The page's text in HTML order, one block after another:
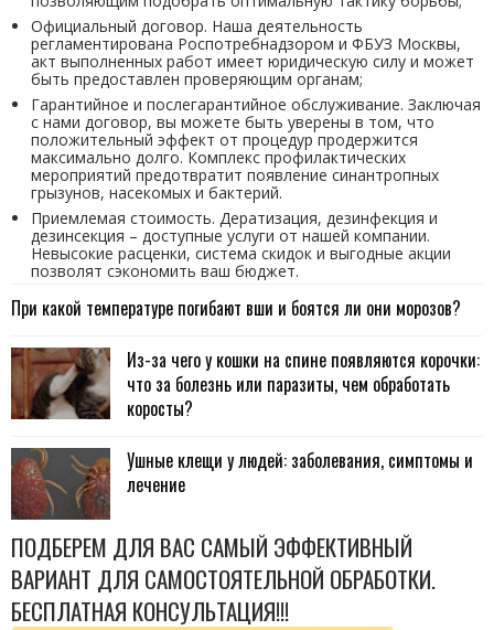
Официальный договор. Наша деятельность
регламентирована Роспотребнадзором и ФБУЗ Москвы,
акт выполненных работ имеет юридическую силу и может
быть предоставлен проверяющим органам;
Гарантийное и послегарантийное обслуживание. Заключая
с нами договор, вы можете быть уверены в том, что
положительный эффект от процедур продержится
максимально долго. Комплекс профилактических
мероприятий предотвратит появление синантропных
грызунов, насекомых и бактерий.
Приемлемая стоимость. Дератизация, дезинфекция и
дезинсекция – доступные услуги от нашей компании.
Невысокие расценки, система скидок и выгодные акции
позволят сэкономить ваш бюджет.
При какой температуре погибают вши и боятся ли они морозов?
Из-за чего у кошки на спине появляются корочки:
что за болезнь или паразиты, чем обработать
коросты?
Ушные клещи у людей: заболевания, симптомы и
лечение
ПОДБЕРЕМ ДЛЯ ВАС САМЫЙ ЭФФЕКТИВНЫЙ
ВАРИАНТ ДЛЯ САМОСТОЯТЕЛЬНОЙ ОБРАБОТКИ.
БЕСПЛАТНАЯ КОНСУЛЬТАЦИЯ!!!